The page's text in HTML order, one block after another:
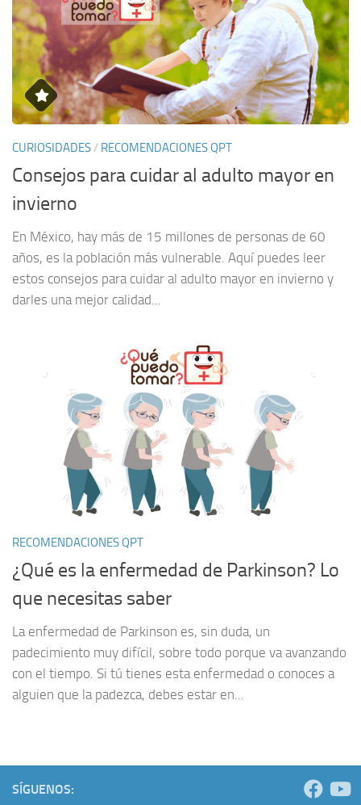
CURIOSIDADES / RECOMENDACIONES QPT
Consejos para cuidar al adulto mayor en
invierno
En México, hay más de 15 millones de personas de 60
años, es la población más vulnerable. Aquí puedes leer
estos consejos para cuidar al adulto mayor en invierno y
darles una mejor calidad...
RECOMENDACIONES QPT
¿Qué es la enfermedad de Parkinson? Lo
que necesitas saber
La enfermedad de Parkinson es, sin duda, un
padecimiento muy difícil, sobre todo porque va avanzando
con el tiempo. Si tú tienes esta enfermedad o conoces a
alguien que la padezca, debes estar en...
SÍGUENOS: